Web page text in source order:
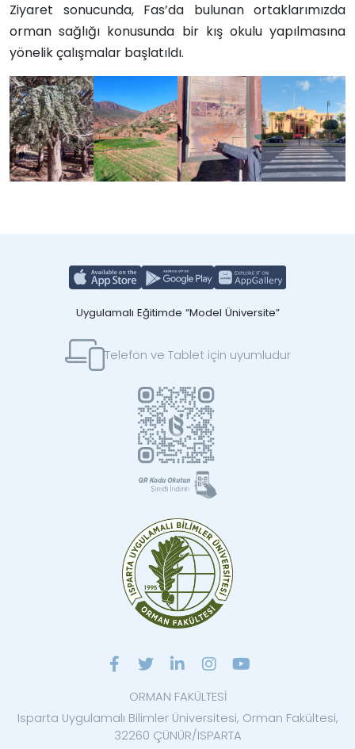
Ziyaret sonucunda, Fas’da bulunan ortaklarımızda
orman sağlığı konusunda bir kış okulu yapılmasına
yönelik çalışmalar başlatıldı.
Uygulamalı Eğitimde “Model Üniversite”
Telefon ve Tablet için uyumludur
ORMAN FAKÜLTESİ
Isparta Uygulamalı Bilimler Üniversitesi, Orman Fakültesi,
32260 ÇÜNÜR/ISPARTA